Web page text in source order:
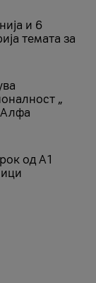
и 6
темата за
„
Алфа
од А1